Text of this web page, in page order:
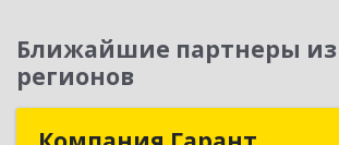
Ближайшие партнеры из
регионов